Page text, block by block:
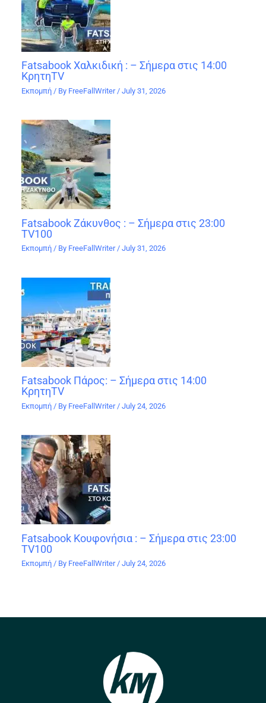
Fatsabook Χαλκιδική : – Σήμερα στις 14:00
ΚρητηTV
Εκπομπή / By FreeFallWriter /July 31, 2026
Fatsabook Ζάκυνθος : – Σήμερα στις 23:00
TV100
Εκπομπή / By FreeFallWriter/July 31, 2026
Fatsabook Πάρος: – Σήμερα στις 14:00
ΚρητηTV
Εκπομπή / By FreeFallWriter /July 24, 2026
Fatsabook Κουφονήσια : – Σήμερα στις 23:00
TV100
Εκπομπή / By FreeFallWriter/July 24, 2026